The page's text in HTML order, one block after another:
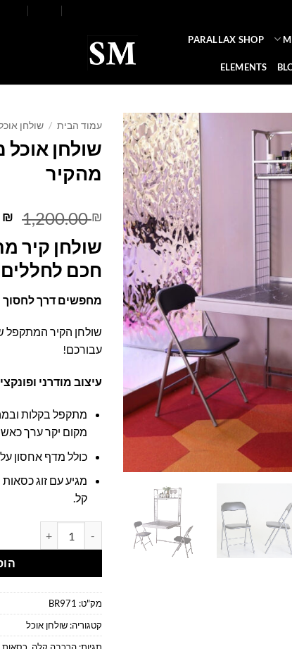
PARALLAX SHOP
ELEMENTS
Add to
wishlist
עמוד הבית / שולחן
שולחן אוכל
מהקיר
1,200.00₪
₪
שולחן קיר
חכם
מחפשים דרך לחסוך
שולחן הקיר המתקפל
עבורכם!
עיצוב מודרני
מתקפל בקלות
מקום יקר ערך
כולל מדף אחסון
מגיע עם זוג
קל.
מק"ט: BR971
קטגוריה: שולחן אוכל